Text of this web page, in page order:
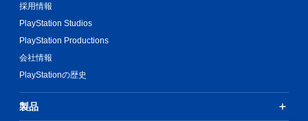
採用情報
PlayStation Studios
PlayStation Productions
会社情報
PlayStationの歴史
製品